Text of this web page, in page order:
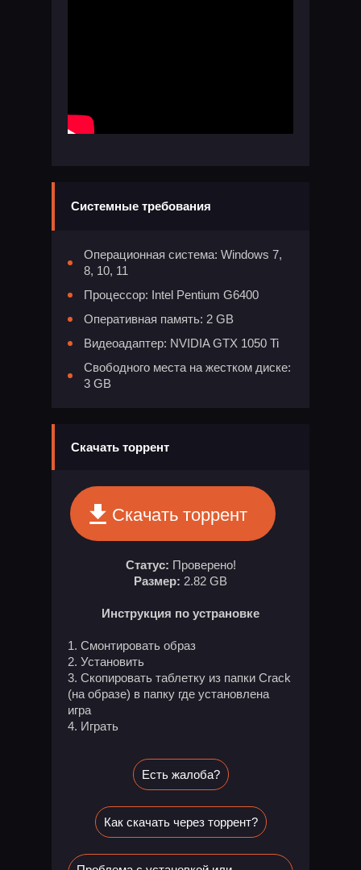
Системные требования
Операционная система: Windows 7,
8, 10, 11
Процессор: Intel Pentium G6400
Оперативная память: 2 GB
Видеоадаптер: NVIDIA GTX 1050 Ti
Свободного места на жестком диске:
3 GB
Скачать торрент
Скачать торрент
Статус: Проверено!
Размер: 2.82 GB
Инструкция по устрановке
1. Смонтировать образ
2. Установить
3. Скопировать таблетку из папки Crack
(на образе) в папку где установлена
игра
4. Играть
Есть жалоба?
Как скачать через торрент?